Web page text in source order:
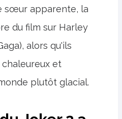
sœur apparente, la
du film sur Harley
alors qu'ils
et
plutôt glacial.